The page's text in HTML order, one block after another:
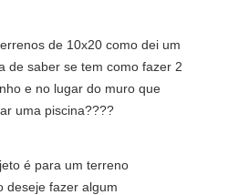
de 10x20 como dei um
de saber se tem como fazer 2
e no lugar do muro que
uma piscina????
é para um terreno
deseje fazer algum